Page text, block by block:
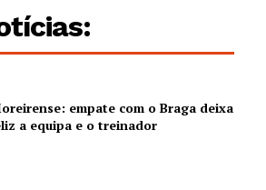
empate com o Braga deixa
a equipa e o treinador